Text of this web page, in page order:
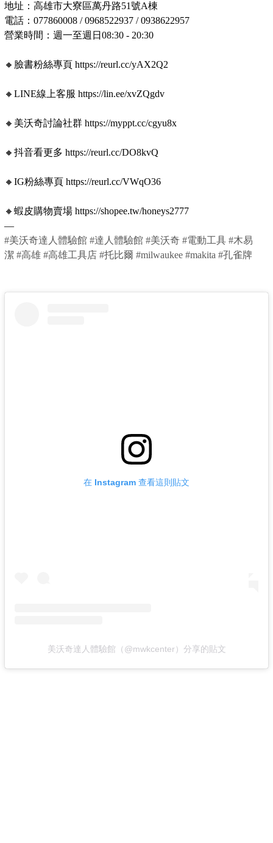
地址：高雄市大寮區萬丹路51號A棟
電話：077860008 / 0968522937 / 0938622957
營業時間：週一至週日08:30 - 20:30
🔸臉書粉絲專頁 https://reurl.cc/yAX2Q2
🔸LINE線上客服 https://lin.ee/xvZQgdv
🔸美沃奇討論社群 https://myppt.cc/cgyu8x
🔸抖音看更多 https://reurl.cc/DO8kvQ
🔸IG粉絲專頁 https://reurl.cc/VWqO36
🔸蝦皮購物賣場 https://shopee.tw/honeys2777
—
#美沃奇達人體驗館 #達人體驗館 #美沃奇 #電動工具 #木易
潔 #高雄 #高雄工具店 #托比爾 #milwaukee #makita #孔雀牌
在 Instagram 查看這則貼文
美沃奇達人體驗館（@mwkcenter）分享的貼文